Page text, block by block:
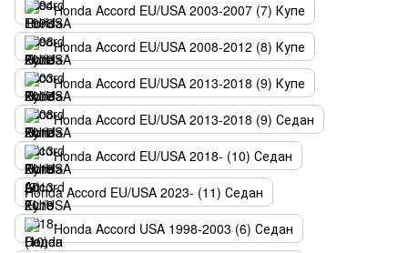
Honda Accord EU/USA 2003-2007 (7) Купе
Honda Accord EU/USA 2008-2012 (8) Купе
Honda Accord EU/USA 2013-2018 (9) Купе
Honda Accord EU/USA 2013-2018 (9) Седан
Honda Accord EU/USA 2018- (10) Седан
Honda Accord EU/USA 2023- (11) Седан
Honda Accord USA 1998-2003 (6) Седан